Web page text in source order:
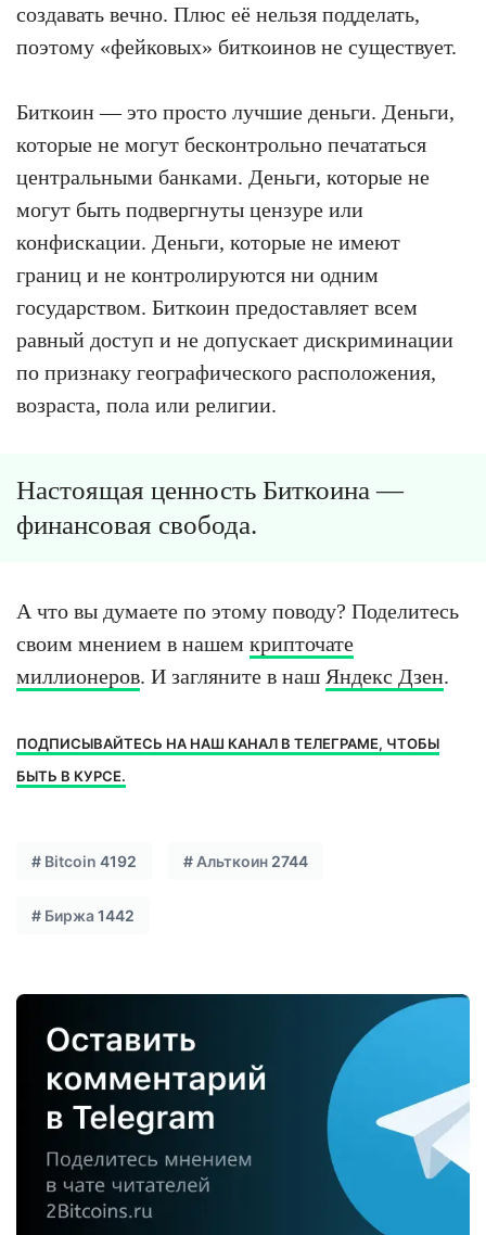
создавать вечно. Плюс её нельзя подделать,
поэтому «фейковых» биткоинов не существует.
Биткоин — это просто лучшие деньги. Деньги,
которые не могут бесконтрольно печататься
центральными банками. Деньги, которые не
могут быть подвергнуты цензуре или
конфискации. Деньги, которые не имеют
границ и не контролируются ни одним
государством. Биткоин предоставляет всем
равный доступ и не допускает дискриминации
по признаку географического расположения,
возраста, пола или религии.
Настоящая ценность Биткоина —
финансовая свобода.
А что вы думаете по этому поводу? Поделитесь
своим мнением в нашем крипточате
миллионеров. И загляните в наш Яндекс Дзен.
ПОДПИСЫВАЙТЕСЬ НА НАШ КАНАЛ В ТЕЛЕГРАМЕ, ЧТОБЫ
БЫТЬ В КУРСЕ.
# Bitcoin 4192 # Альткоин 2744
# Биржа 1442